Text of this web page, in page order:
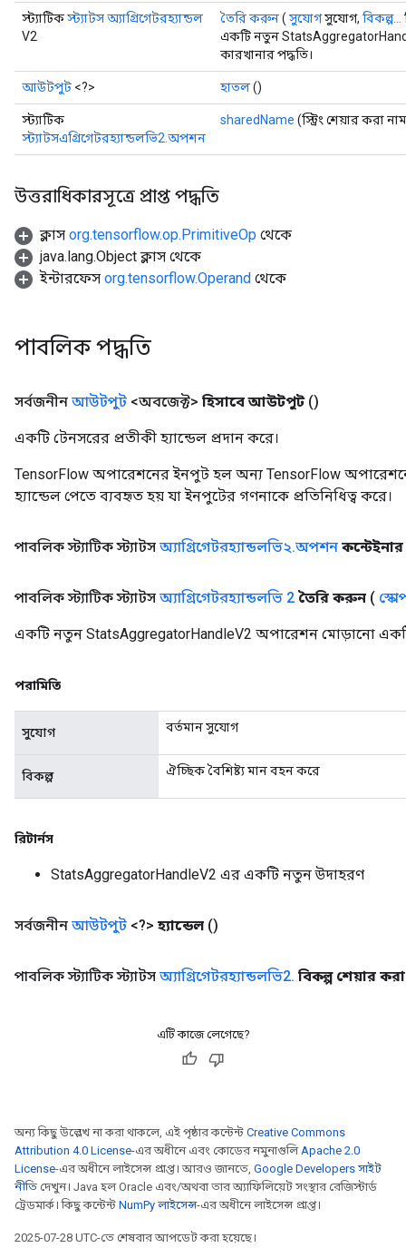
স্ট্যাটিকস্ট্যাটস অ্যাগ্রিগেটরহ্যান্ডল
V2
তৈরি করুন( সুযোগসুযোগ, বিকল্প...
একটি নতুন
কারখানার পদ্ধতি।
আউটপুট <?> হাতল()
স্ট্যাটিক
স্ট্যাটসএগ্রিগেটরহ্যান্ডলভি2.অপশন
sharedName (স্ট্রিং শেয়ার করা
উত্তরাধিকারসূত্রে প্রাপ্ত পদ্ধতি
ক্লাস org.tensorflow.op.PrimitiveOp থেকে
java.lang.Object ক্লাস থেকে
ইন্টারফেস org.tensorflow.Operand থেকে
পাবলিক পদ্ধতি
সর্বজনীন আউটপুট <অবজেক্ট> হিসাবে আউটপুট ()
একটি টেনসরের প্রতীকী হ্যান্ডেল প্রদান করে।
TensorFlow অপারেশনের ইনপুট হল অন্য TensorFlow
হ্যান্ডেল পেতে ব্যবহৃত হয় যা ইনপুটের গণনাকে প্রতিনিধিত্ব করে।
পাবলিক স্ট্যাটিক স্ট্যাটস অ্যাগ্রিগেটরহ্যান্ডলভি২.অপশন কন্টেইনার
পাবলিক স্ট্যাটিক স্ট্যাটস অ্যাগ্রিগেটরহ্যান্ডলভি 2 তৈরি করুন (
একটি নতুন StatsAggregatorHandleV2 অপারেশন মোড়ানো একটি
পরামিতি
সুযোগ বর্তমান সুযোগ
বিকল্প ঐচ্ছিক বৈশিষ্ট্য মান বহন করে
রিটার্নস
StatsAggregatorHandleV2 এর একটি নতুন উদাহরণ
সর্বজনীন আউটপুট <?> হ্যান্ডেল ()
পাবলিক স্ট্যাটিক স্ট্যাটস অ্যাগ্রিগেটরহ্যান্ডলভি2. বিকল্প শেয়ার
এটি কাজে লেগেছে?
অন্য কিছু উল্লেখ না করা থাকলে, এই পৃষ্ঠার কন্টেন্ট Creative Commons
Attribution 4.0 License-এর অধীনে এবং কোডের নমুনাগুলিApache 2.0
License-এর অধীনে লাইসেন্স প্রাপ্ত। আরও জানতে, Google Developers সাইট
নীতি দেখুন। Java হল Oracle এবং/অথবা তার অ্যাফিলিয়েট সংস্থার রেজিস্টার্ড
ট্রেডমার্ক। কিছু কন্টেন্ট NumPy লাইসেন্স-এর অধীনে লাইসেন্স প্রাপ্ত।
2025-07-28 UTC-তে শেষবার আপডেট করা হয়েছে।